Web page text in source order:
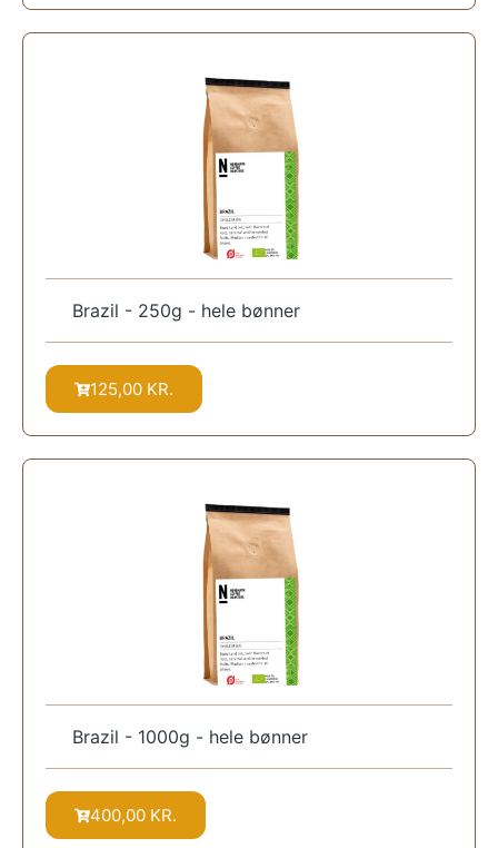
Brazil - 250g - hele bønner
125,00 KR.
Brazil - 1000g - hele bønner
400,00 KR.